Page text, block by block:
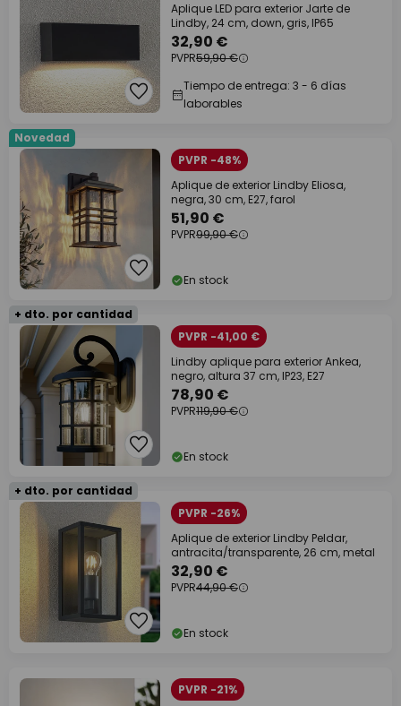
Aplique LED para exterior Jarte de
Lindby, 24 cm, down, gris, IP65
32,90 €
PVPR59,90 €
Tiempo de entrega: 3 - 6 días
laborables
Novedad
PVPR -48%
Aplique de exterior Lindby Eliosa,
negra, 30 cm, E27, farol
51,90 €
PVPR99,90 €
En stock
+ dto. por cantidad
PVPR -41,00 €
Lindby aplique para exterior Ankea,
negro, altura 37 cm, IP23, E27
78,90 €
PVPR119,90 €
En stock
+ dto. por cantidad
PVPR -26%
Aplique de exterior Lindby Peldar,
antracita/transparente, 26 cm, metal
32,90 €
PVPR44,90 €
En stock
PVPR -21%